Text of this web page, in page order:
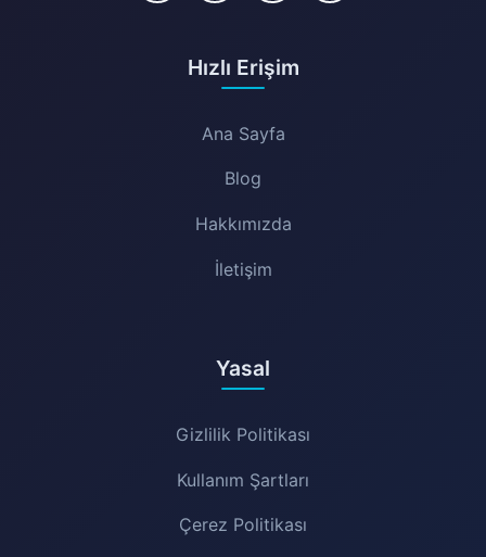
Hızlı Erişim
Ana Sayfa
Blog
Hakkımızda
İletişim
Yasal
Gizlilik Politikası
Kullanım Şartları
Çerez Politikası